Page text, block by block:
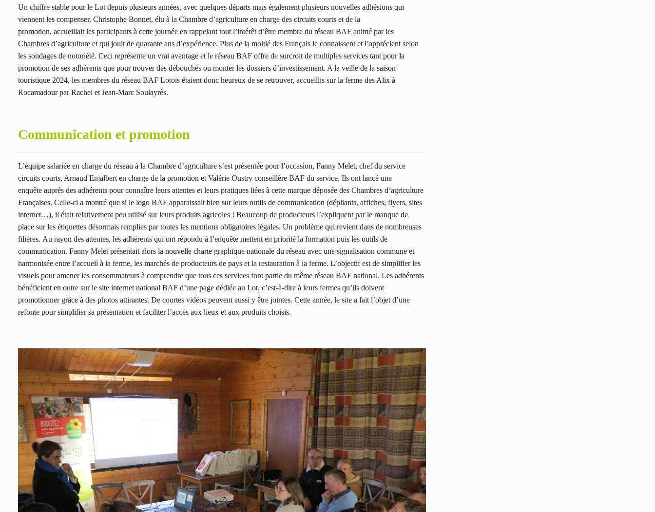
Un chiffre stable pour le Lot depuis plusieurs années, avec quelques départs mais également plusieurs nouvelles adhésions qui
viennent les compenser. Christophe Bonnet, élu à la Chambre d’agriculture en charge des circuits courts et de la
promotion, accueillait les participants à cette journée en rappelant tout l’intérêt d’être membre du réseau BAF animé par les
Chambres d’agriculture et qui jouit de quarante ans d’expérience. Plus de la moitié des Français le connaissent et l’apprécient selon
les sondages de notoriété. Ceci représente un vrai avantage et le réseau BAF offre de surcroit de multiples services tant pour la
promotion de ses adhérents que pour trouver des débouchés ou monter les dossiers d’investissement. A la veille de la saison
touristique 2024, les membres du réseau BAF Lotois étaient donc heureux de se retrouver, accueillis sur la ferme des Alix à
Rocamadour par Rachel et Jean-Marc Soulayrès.
Communication et promotion
L’équipe salariée en charge du réseau à la Chambre d’agriculture s’est présentée pour l’occasion, Fanny Melet, chef du service
circuits courts, Arnaud Enjalbert en charge de la promotion et Valérie Oustry conseillère BAF du service. Ils ont lancé une
enquête auprès des adhérents pour connaître leurs attentes et leurs pratiques liées à cette marque déposée des Chambres d’agriculture
Françaises. Celle-ci a montré que si le logo BAF apparaissait bien sur leurs outils de communication (dépliants, affiches, flyers, sites
internet…), il était relativement peu utilisé sur leurs produits agricoles ! Beaucoup de producteurs l’expliquent par le manque de
place sur les étiquettes désormais remplies par toutes les mentions obligatoires légales. Un problème qui revient dans de nombreuses
filières. Au rayon des attentes, les adhérents qui ont répondu à l’enquête mettent en priorité la formation puis les outils de
communication. Fanny Melet présentait alors la nouvelle charte graphique nationale du réseau avec une signalisation commune et
harmonisée entre l’accueil à la ferme, les marchés de producteurs de pays et la restauration à la ferme. L’objectif est de simplifier les
visuels pour amener les consommateurs à comprendre que tous ces services font partie du même réseau BAF national. Les adhérents
bénéficient en outre sur le site internet national BAF d’une page dédiée au Lot, c’est-à-dire à leurs fermes qu’ils doivent
promotionner grâce à des photos attirantes. De courtes vidéos peuvent aussi y être jointes. Cette année, le site a fait l’objet d’une
refonte pour simplifier sa présentation et faciliter l’accès aux lieux et aux produits choisis.